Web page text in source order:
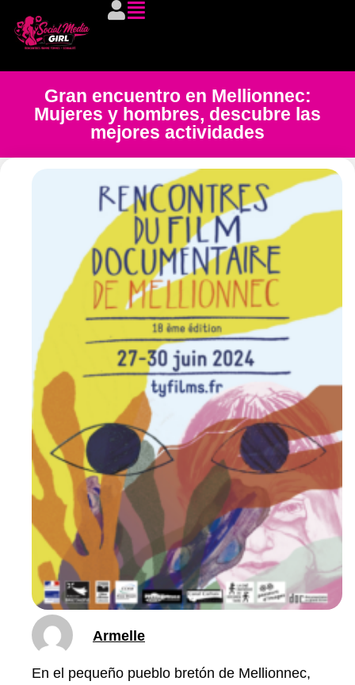
Gran encuentro en Mellionnec:
Mujeres y hombres, descubre las
mejores actividades
Armelle
En el pequeño pueblo bretón de Mellionnec,